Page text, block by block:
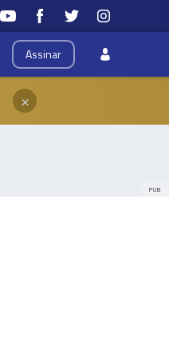
Assinar
×
PUB